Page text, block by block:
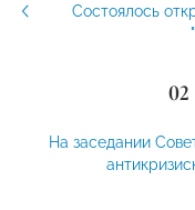
Состоялось
02
На заседании